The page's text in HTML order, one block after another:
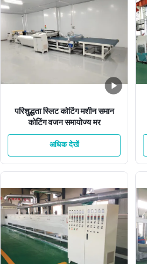
परिशुद्धता स्लिट कोटिंग मशीन समान
कोटिंग वजन समायोज्य मर
अधिक देखें